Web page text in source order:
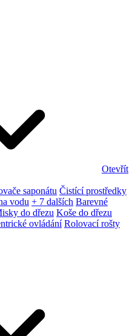
Otevřít
saponátu Čistící prostředky
vodu + 7 dalších Barevné
do dřezu Koše do dřezu
ovládání Rolovací rošty